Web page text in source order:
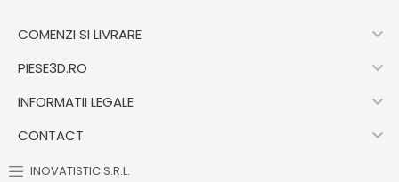
COMENZI SI LIVRARE 
PIESE3D.RO 
INFORMATII LEGALE 
CONTACT 
INOVATISTIC S.R.L.